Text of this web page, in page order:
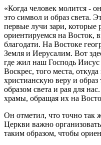
«Когда человек молится -
это символ и образ света.
первые лучи зари, которые
ориентируемся на Восток,
благодати. На Востоке
Земля и Иерусалим. Вот
где жил наш Господь
Воскрес, того места,
христианскую веру и образ
образом света и рая для
храмы, обращая их на
Он отметил, что точно так
Церкви важно
таким образом, чтобы